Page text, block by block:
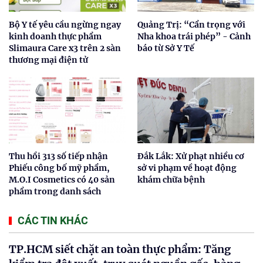
Bộ Y tế yêu cầu ngừng ngay
kinh doanh thực phẩm
Slimaura Care x3 trên 2 sàn
thương mại điện tử
Quảng Trị: “Cẩn trọng với
Nha khoa trái phép” - Cảnh
báo từ Sở Y Tế
Thu hồi 313 số tiếp nhận
Phiếu công bố mỹ phẩm,
M.O.I Cosmetics có 40 sản
phẩm trong danh sách
Đắk Lắk: Xử phạt nhiều cơ
sở vi phạm về hoạt động
khám chữa bệnh
CÁC TIN KHÁC
TP.HCM siết chặt an toàn thực phẩm: Tăng